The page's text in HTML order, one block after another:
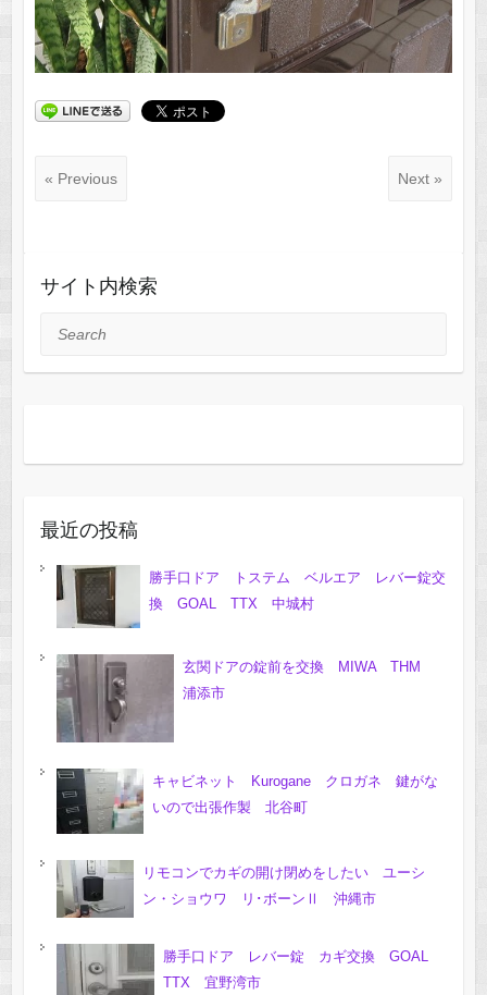
« Previous Next »
サイト内検索
Search
最近の投稿
勝手口ドア トステム ベルエア レバー錠交
換 GOAL TTX 中城村
玄関ドアの錠前を交換 MIWA THM
浦添市
キャビネット Kurogane クロガネ 鍵がな
いので出張作製 北谷町
リモコンでカギの開け閉めをしたい ユーシ
ン・ショウワ リ･ボーンⅡ 沖縄市
勝手口ドア レバー錠 カギ交換 GOAL
TTX 宜野湾市